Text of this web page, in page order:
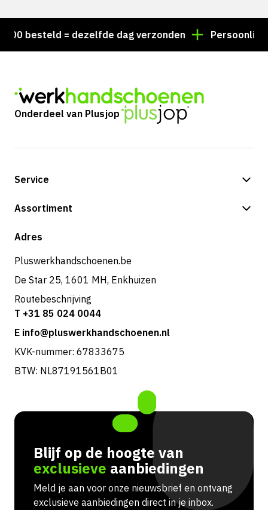
besteld = dezelfde dag verzonden Persoonlijk
Onderdeel van Plusjop
Service
Betalingsmogelijkheden
Retouren & service
Assortiment
Shop
Adres
Pluswerkhandschoenen.be
De Star 25, 1601 MH, Enkhuizen
Routebeschrijving
T +31 85 024 0044
E info@pluswerkhandschoenen.nl
KVK-nummer: 67833675
BTW: NL87191561B01
Blijf op de hoogte van
exclusieve aanbiedingen
Meld je aan voor onze nieuwsbrief en ontvang
exclusieve aanbiedingen direct in je inbox.